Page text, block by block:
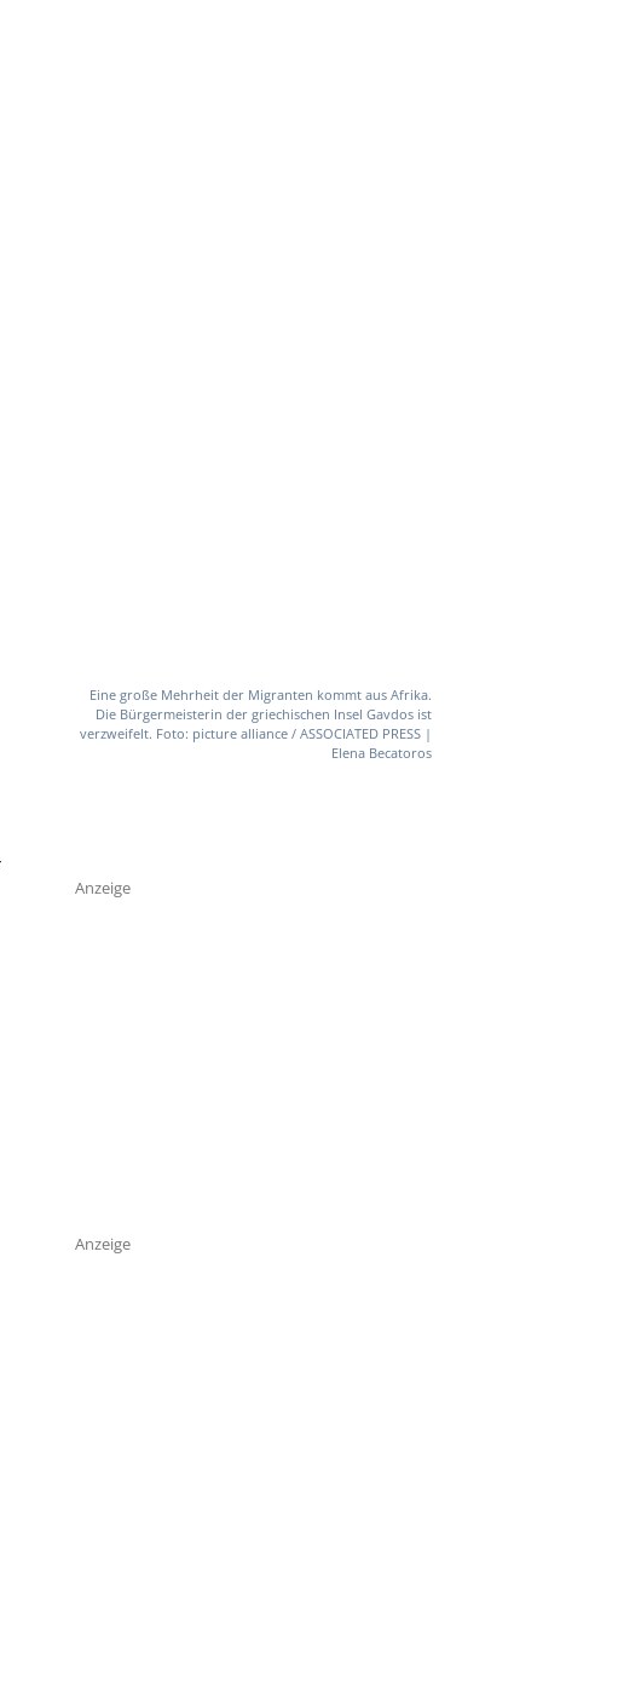
Eine große Mehrheit der Migranten kommt aus Afrika.
Die Bürgermeisterin der griechischen Insel Gavdos ist
verzweifelt. Foto: picture alliance / ASSOCIATED PRESS |
Elena Becatoros
Anzeige
Anzeige